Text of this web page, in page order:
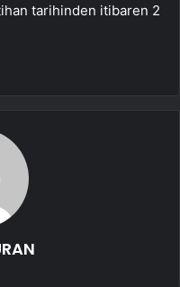
tarihinden itibaren 2